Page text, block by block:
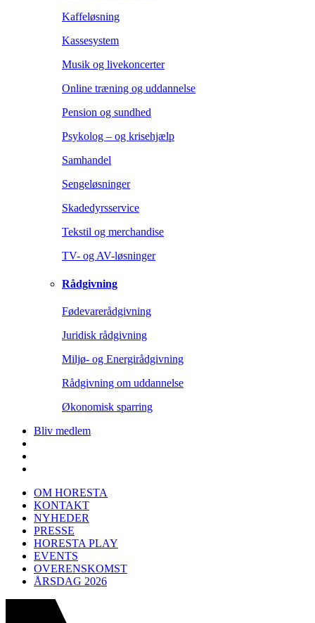
Kaffeløsning
Kassesystem
Musik og livekoncerter
Online træning og uddannelse
Pension og sundhed
Psykolog – og krisehjælp
Samhandel
Sengeløsninger
Skadedyrsservice
Tekstil og merchandise
TV- og AV-løsninger
Rådgivning
Fødevarerådgivning
Juridisk rådgivning
Miljø- og Energirådgivning
Rådgivning om uddannelse
Økonomisk sparring
Bliv medlem
OM HORESTA
KONTAKT
NYHEDER
PRESSE
HORESTA PLAY
EVENTS
OVERENSKOMST
ÅRSDAG 2026